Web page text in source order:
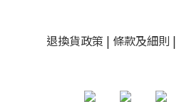
退換貨政策 | 條款及細則 |